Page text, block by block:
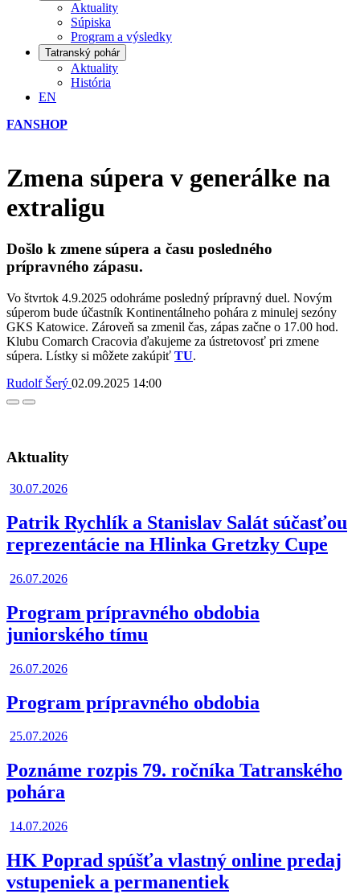
Aktuality
Súpiska
Program a výsledky
Tatranský pohár
Aktuality
História
EN
FANSHOP
Zmena súpera v generálke na
extraligu
Došlo k zmene súpera a času posledného
prípravného zápasu.
Vo štvrtok 4.9.2025 odohráme posledný prípravný duel. Novým
súperom bude účastník Kontinentálneho pohára z minulej sezóny
GKS Katowice. Zároveň sa zmenil čas, zápas začne o 17.00 hod.
Klubu Comarch Cracovia ďakujeme za ústretovosť pri zmene
súpera. Lístky si môžete zakúpiť TU.
Rudolf Šerý 02.09.2025 14:00
Facebook
Twitter
Aktuality
30.07.2026
Patrik Rychlík a Stanislav Salát súčasťou
reprezentácie na Hlinka Gretzky Cupe
26.07.2026
Program prípravného obdobia
juniorského tímu
26.07.2026
Program prípravného obdobia
25.07.2026
Poznáme rozpis 79. ročníka Tatranského
pohára
14.07.2026
HK Poprad spúšťa vlastný online predaj
vstupeniek a permanentiek